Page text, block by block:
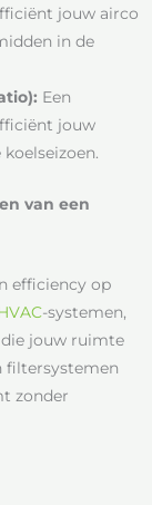
jouw airco
in de
Een
jouw
van een
efficiency op
-systemen,
die jouw ruimte
filtersystemen
zonder